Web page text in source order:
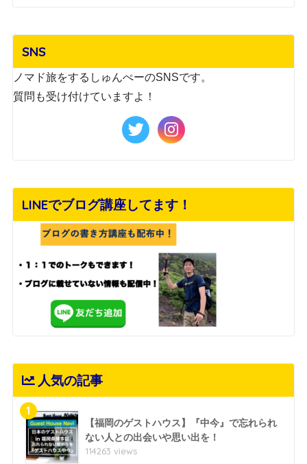
SNS
ノマド旅をするしゅんぺーのSNSです。
質問も受け付けていますよ！
LINEでブログ講座してます！
人気の記事
1
【福岡のゲストハウス】『中今』で忘れられ
ない人との出会いや思い出を！
114263 views